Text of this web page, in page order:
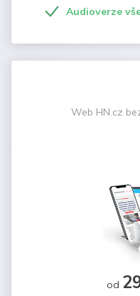
Audioverze
Web HN.cz
od